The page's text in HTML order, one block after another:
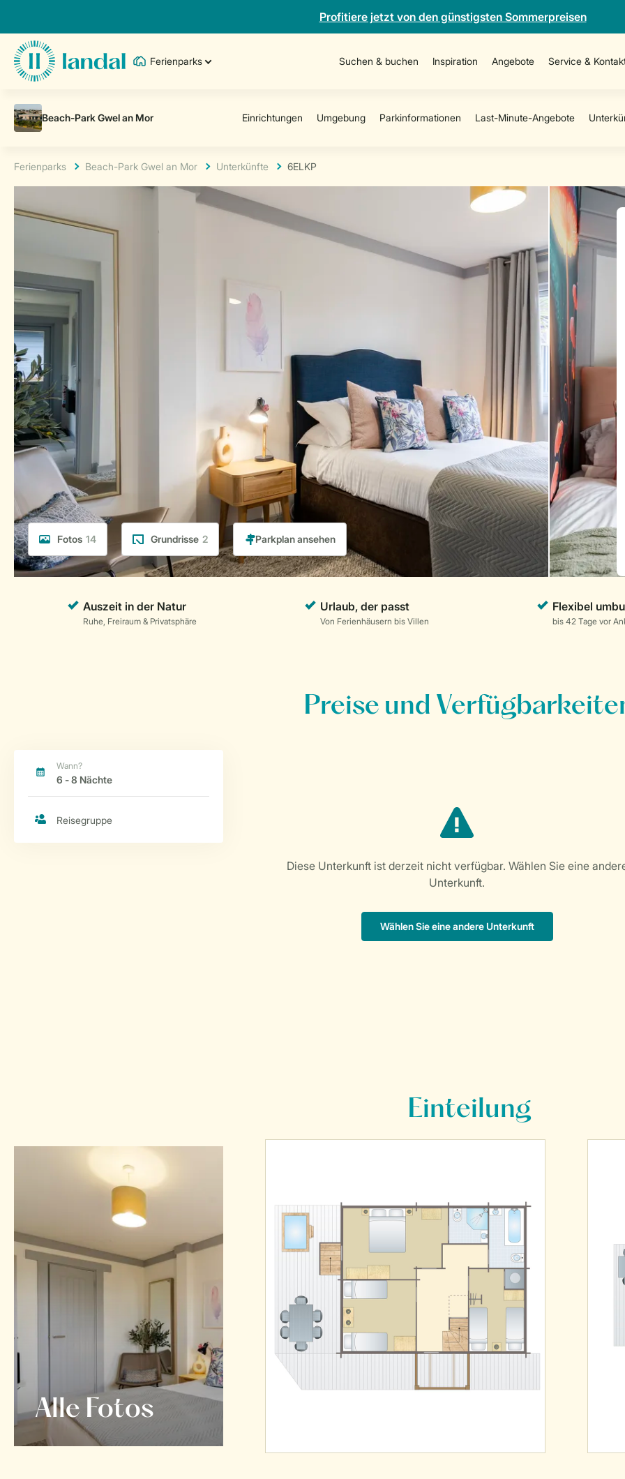
Profitiere jetzt von den günstigsten Sommerpreisen
Ferienparks Suchen & buchen Inspiration Angebote Service &
Ferienparks Beach-Park Gwel an Mor Unterkünfte 6ELKP
Fotos 14 Grundrisse 2
Preise und
Einteilung
Alle Fotos